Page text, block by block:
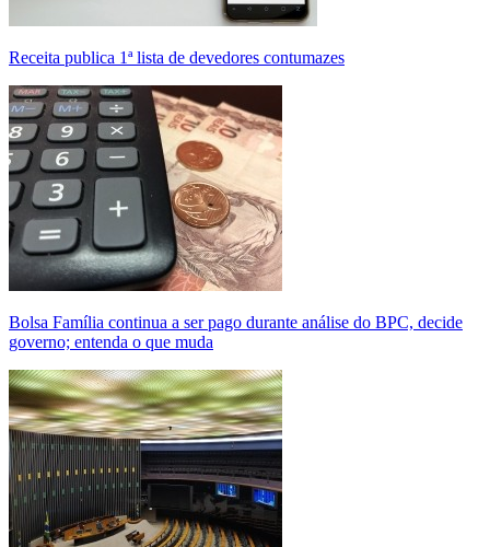
Receita publica 1ª lista de devedores contumazes
Bolsa Família continua a ser pago durante análise do BPC, decide
governo; entenda o que muda